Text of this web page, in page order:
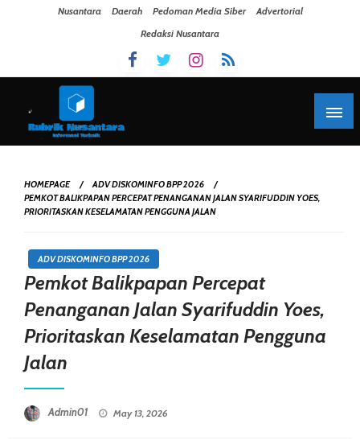
Nusantara Daerah Pedoman Media Siber
Advertorial
Redaksi Nusantara
HOMEPAGE
ADV DISKOMINFO BPP 2026
PEMKOT BALIKPAPAN PERCEPAT PENANGANAN JALAN SYARIFUDDIN YOES,
PRIORITASKAN KESELAMATAN PENGGUNA JALAN
ADV DISKOMINFO BPP 2026
Pemkot Balikpapan Percepat
Penanganan Jalan Syarifuddin Yoes,
Prioritaskan Keselamatan Pengguna
Jalan
Admin01 May 13, 2026